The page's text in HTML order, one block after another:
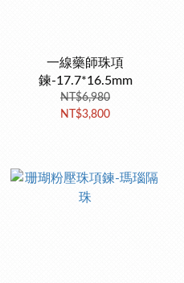
一線藥師珠項
鍊-17.7*16.5mm
NT$6,980
NT$3,800